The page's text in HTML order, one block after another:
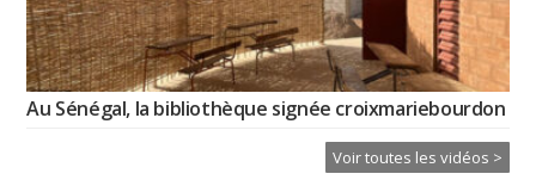
Au Sénégal, la bibliothèque signée croixmariebourdon
Voir toutes les vidéos >